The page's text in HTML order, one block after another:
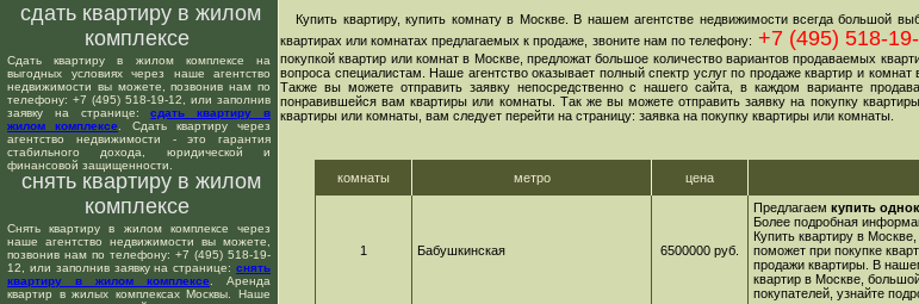
сдать квартиру в жилом
комплексе
Сдать квартиру в жилом комплексе на
выгодных условиях через наше агентство
недвижимости вы можете, позвонив нам по
телефону: +7 (495) 518-19-12, или заполнив
заявку на странице:сдать квартиру в
жилом комплексе . Сдать квартиру через
агентство недвижимости - это гарантия
стабильного дохода, юридической и
финансовой защищенности.
снять квартиру в жилом
комплексе
Снять квартиру в жилом комплексе через
наше агентство недвижимости вы можете,
позвонив нам по телефону: +7 (495) 518-19-
12, или заполнив заявку на странице: снять
квартиру в жилом комплексе . Аренда
квартир в жилых комплексах Москвы. Наше
Купить квартиру, купить комнату в Москве. В нашем агентстве недвижимости всегда большой
квартирах или комнатах предлагаемых к продаже, звоните нам по телефону: +7 (495) 518-
покупкой квартир или комнат в Москве, предложат большое количество вариантов продаваемых
вопроса специалистам. Наше агентство оказывает полный спектр услуг по продаже квартир и
Также вы можете отправить заявку непосредственно с нашего сайта, в каждом варианте
понравившейся вам квартиры или комнаты. Так же вы можете отправить заявку на покупку
квартиры или комнаты, вам следует перейти на страницу: заявка на покупку квартиры или комнаты.
комнаты метро цена
1 Бабушкинская 6500000 руб.
Предлагаем купить
Более подробная
Купить квартиру в
поможет при покупке
продажи квартиры. В
квартир в Москве,
покупателей, узнайте